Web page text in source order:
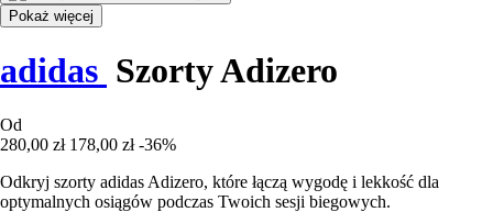
Pokaż więcej
adidas Szorty Adizero
Od
280,00 zł 178,00 zł -36%
Odkryj szorty adidas Adizero, które łączą wygodę i lekkość dla
optymalnych osiągów podczas Twoich sesji biegowych.